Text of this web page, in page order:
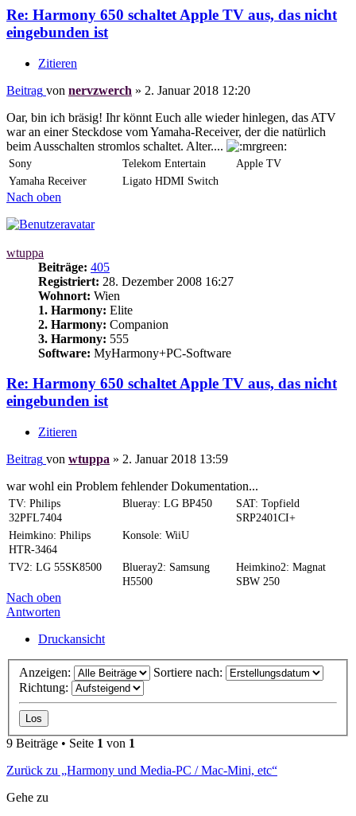
Re: Harmony 650 schaltet Apple TV aus, das nicht
eingebunden ist
Zitieren
Beitrag von nervzwerch » 2. Januar 2018 12:20
Oar, bin ich bräsig! Ihr könnt Euch alle wieder hinlegen, das ATV
war an einer Steckdose vom Yamaha-Receiver, der die natürlich
beim Ausschalten stromlos schaltet. Alter....
Sony Telekom Entertain
Apple TV
Yamaha Receiver
Ligato HDMI Switch
Nach oben
wtuppa
Beiträge: 405
Registriert: 28. Dezember 2008 16:27
Wohnort: Wien
1. Harmony: Elite
2. Harmony: Companion
3. Harmony: 555
Software: MyHarmony+PC-Software
Re: Harmony 650 schaltet Apple TV aus, das nicht
eingebunden ist
Zitieren
Beitrag von wtuppa » 2. Januar 2018 13:59
war wohl ein Problem fehlender Dokumentation...
TV: Philips
32PFL7404
Blueray: LG BP450
SAT: Topfield
SRP2401CI+
Heimkino: Philips
HTR-3464
Konsole: WiiU
TV2: LG 55SK8500
Blueray2: Samsung
H5500
Heimkino2: Magnat
SBW 250
Nach oben
Antworten
Druckansicht
Anzeigen:
Sortiere nach:
Richtung:
9 Beiträge • Seite 1 von 1
Zurück zu „Harmony und Media-PC / Mac-Mini, etc“
Gehe zu